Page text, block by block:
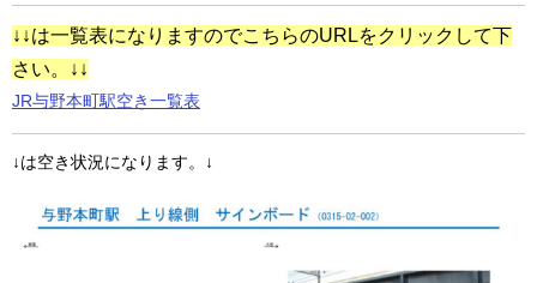
↓↓は一覧表になりますのでこちらのURLをクリックして下
さい。↓↓
JR与野本町駅空き一覧表
↓は空き状況になります。↓